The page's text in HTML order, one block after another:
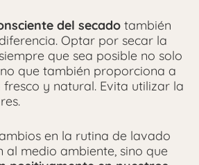
del secado también
Optar por secar la
que sea posible no solo
que también proporciona a
y natural. Evita utilizar la
en la rutina de lavado
al medio ambiente, sino que